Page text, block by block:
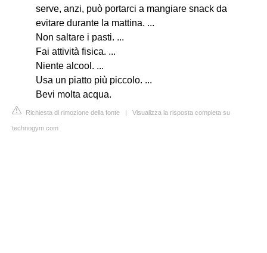
serve, anzi, può portarci a mangiare snack da
evitare durante la mattina. ...
Non saltare i pasti. ...
Fai attività fisica. ...
Niente alcool. ...
Usa un piatto più piccolo. ...
Bevi molta acqua.
Richiesta di rimozione della fonte | Visualizza la risposta completa su
technogym.com